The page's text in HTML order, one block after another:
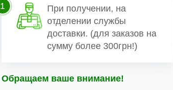
При получении, на
отделении службы
доставки. (для заказов на
сумму более 300грн!)
1
Обращаем ваше внимание!